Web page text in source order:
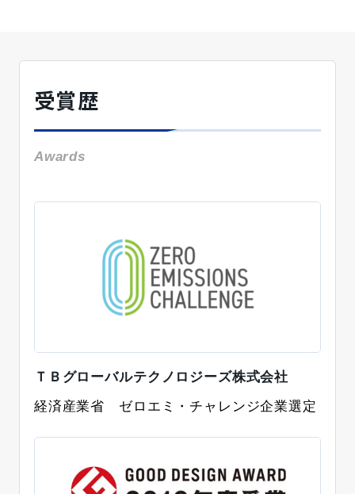
受賞歴
Awards
ＴＢグローバルテクノロジーズ株式会社
経済産業省 ゼロエミ・チャレンジ企業選定